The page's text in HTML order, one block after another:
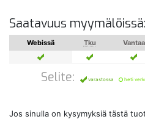
Saatavuus myymälöissä:
Webissä Tku Vantaa
Selite: varastossa heti
Jos sinulla on kysymyksiä tästä